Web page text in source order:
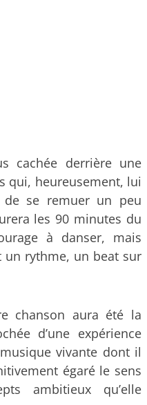
cachée derrière une
qui, heureusement, lui
de se remuer un peu
les 90 minutes du
à danser, mais
un rythme, un beat sur
chanson aura été la
d’une expérience
vivante dont il
égaré le sens
ambitieux qu’elle